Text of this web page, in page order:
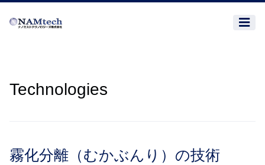
Technologies
霧化分離（むかぶんり）の技術